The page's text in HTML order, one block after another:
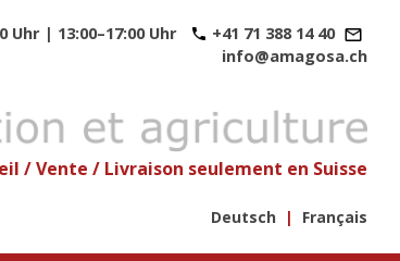
Uhr | 13:00–17:00 Uhr
+41 71 388 14 40
info@amagosa.ch
/ Vente / Livraison seulement en Suisse
Deutsch| Français